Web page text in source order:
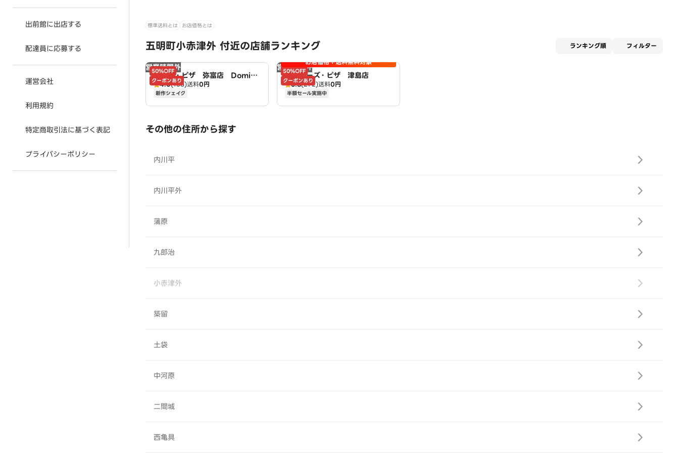
出前館に出店する
配達員に応募する
運営会社
利用規約
特定商取引法に基づく表記
プライバシーポリシー
標準送料とは お店価格とは
五明町小赤津外 付近の店舗ランキング ランキング順 フィルター
営業時間外
50%OFF
クーポンあり
ドミノ・ピザ 弥富店 Domin
o's4.0(168)送料0円
新作シェイク
営業時間外
50%OFF
クーポンあり
お店価格＋送料無料対象
アオキーズ・ピザ 津島店
3.8(272)送料0円
半額セール実施中
その他の住所から探す
内川平
内川平外
蒲原
九郎治
小赤津外
築留
土袋
中河原
二間城
西亀具